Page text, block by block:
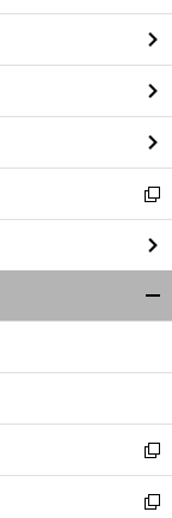
ウ
ィ
ン
ド
ウ
で
開
く
新
し
い
ウ
ィ
ン
ウ
開
く
新
し
い
新